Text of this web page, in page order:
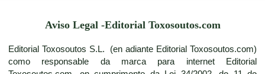
Aviso Legal -Editorial Toxosoutos.com
Editorial Toxosoutos S.L. (en adiante Editorial Toxosoutos.com)
como responsable da marca para internet Editorial